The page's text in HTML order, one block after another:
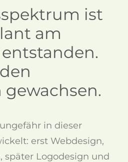
ist
am
in dieser
erst Webdesign,
später Logodesign und